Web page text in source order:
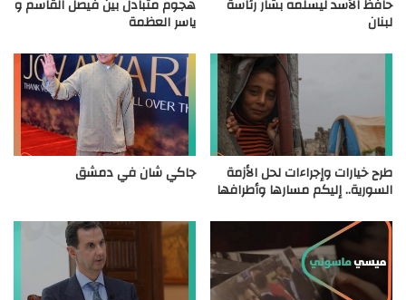
حافظ الأسد ليسلمه بشار رئاسة
لبنان
هجوم متبادل بين فيصل القاسم و
ياسر العظمة
طرح خيارات وإجراءات لحل الأزمة
السورية.. إليكم مسارها وأطرافها
جاكي شان في دمشق